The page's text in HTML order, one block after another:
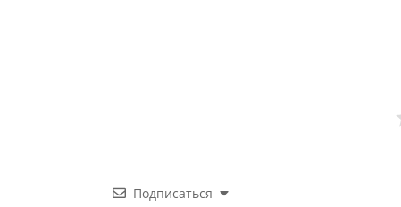
Подписаться